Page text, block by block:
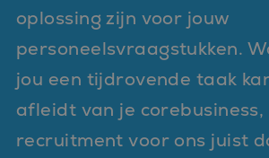
oplossing zijn voor jouw
personeelsvraagstukken.
jou een tijdrovende taak
afleidt van je corebusiness,
recruitment voor ons juist